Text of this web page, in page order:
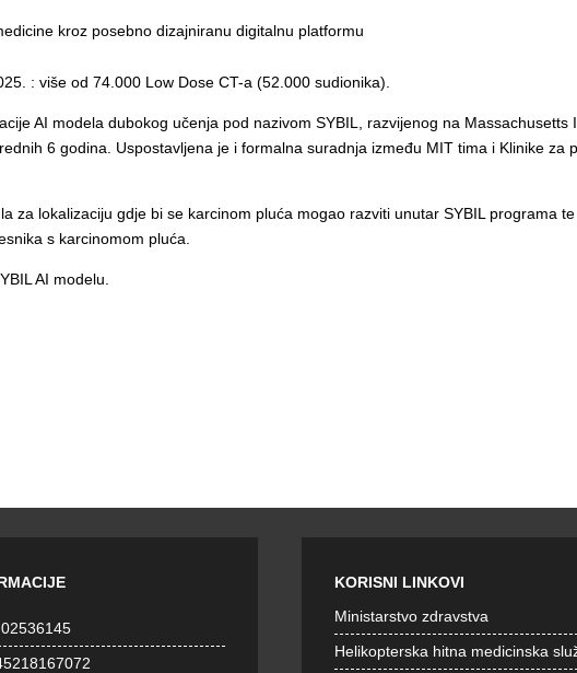
kroz posebno dizajniranu digitalnu platformu
: više od 74.000 Low Dose CT-a (52.000 sudionika).
AI modela dubokog učenja pod nazivom SYBIL, razvijenog na Massachusetts
6 godina. Uspostavljena je i formalna suradnja između MIT tima i Klinike za
za lokalizaciju gdje bi se karcinom pluća mogao razviti unutar SYBIL programa
s karcinomom pluća.
AI modelu.
KORISNI LINKOVI
Ministarstvo zdravstva
Helikopterska hitna medicinska